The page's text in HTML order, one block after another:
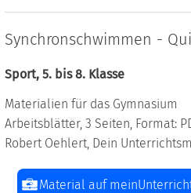
Synchronschwimmen -
Sport, 5. bis 8. Klasse
Materialien für das Gymnasium
Arbeitsblätter, 3 Seiten, Format:
Robert Oehlert, Dein
Material auf